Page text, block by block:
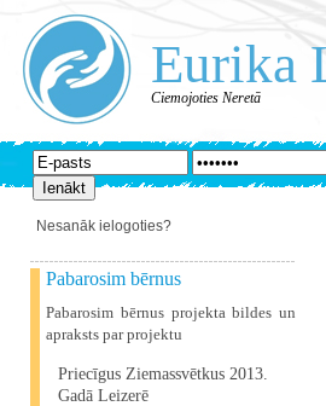
Eurika
Ciemojoties Neretā
Nesanāk ielogoties?
Pabarosim bērnus
Pabarosim bērnus projekta bildes un
apraksts par projektu
Priecīgus Ziemassvētkus 2013.
Gadā Leizerē